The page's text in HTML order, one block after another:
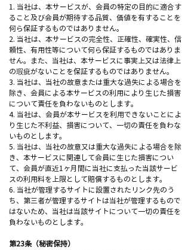
1. 当社は、本サービスが、会員の特定の目的に適合す
ること及び会員が期待する品質、価値を有することを
何ら保証するものではありません。
2. 当社は、本サービスの完全性、正確性、確実性、信
頼性、有用性等について何ら保証するものではありま
せん。また、当社は、本サービスに事実上又は法律上
の瑕疵がないことを保証するものではありません。
3. 当社は、当社の故意または重大な過失による場合を
除き、会員による本サービスの利用により生じた損害
について責任を負わないものとします。
4. 当社は、会員が本サービスを利用できないことによ
り生じた不利益、損害について、一切の責任を負わな
いものとします。
5. 当社は、当社の故意又は重大な過失による場合を除
き、本サービスに関連して会員に生じた損害につい
て、会員が直近1ヶ月間に当社に支払った当該サービ
スの利用料を上限として賠償するものとします。
6. 当社が管理するサイトに設置されたリンク先のう
ち、第三者が管理するサイトは当社が管理するもので
はないため、当社は当該サイトについて一切の責任を
負わないものとします。
第23条（秘密保持）